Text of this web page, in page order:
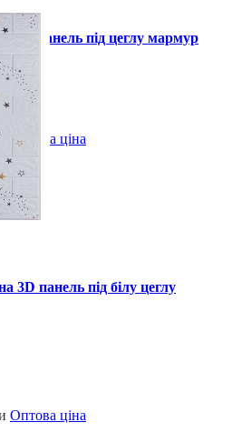
3D панель під цеглу мармур
Оптова ціна
3D панель під білу цеглу
Оптова ціна